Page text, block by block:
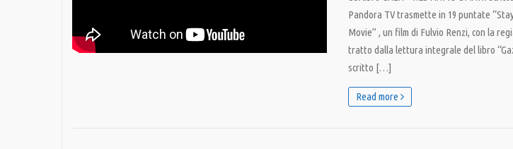
Pandora TV trasmette in 19 puntate
Movie” , un film di Fulvio Renzi, con la
tratto dalla lettura integrale del libro
scritto […]
Read more